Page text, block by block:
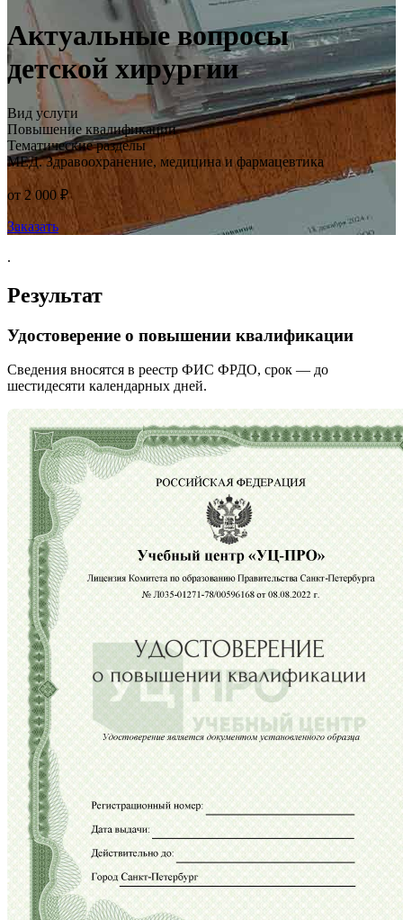
Актуальные вопросы
детской хирургии
Вид услуги
Повышение квалификации
Тематические разделы
МЕД. Здравоохранение, медицина и фармацевтика
от 2 000 ₽
Заказать
.
Результат
Удостоверение о повышении квалификации
Сведения вносятся в реестр ФИС ФРДО, срок — до
шестидесяти календарных дней.